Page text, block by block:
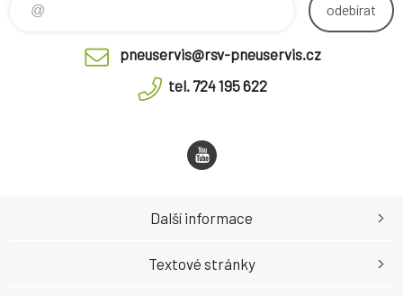
odebírat
pneuservis@rsv-pneuservis.cz
tel. 724 195 622
Další informace
Textové stránky